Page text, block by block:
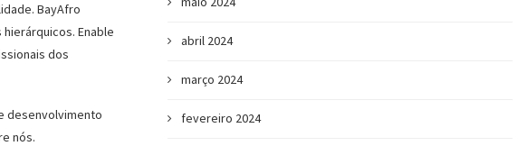
BayAfro
Enable
dos
desenvolvimento
nós.
abril 2024
março 2024
fevereiro 2024